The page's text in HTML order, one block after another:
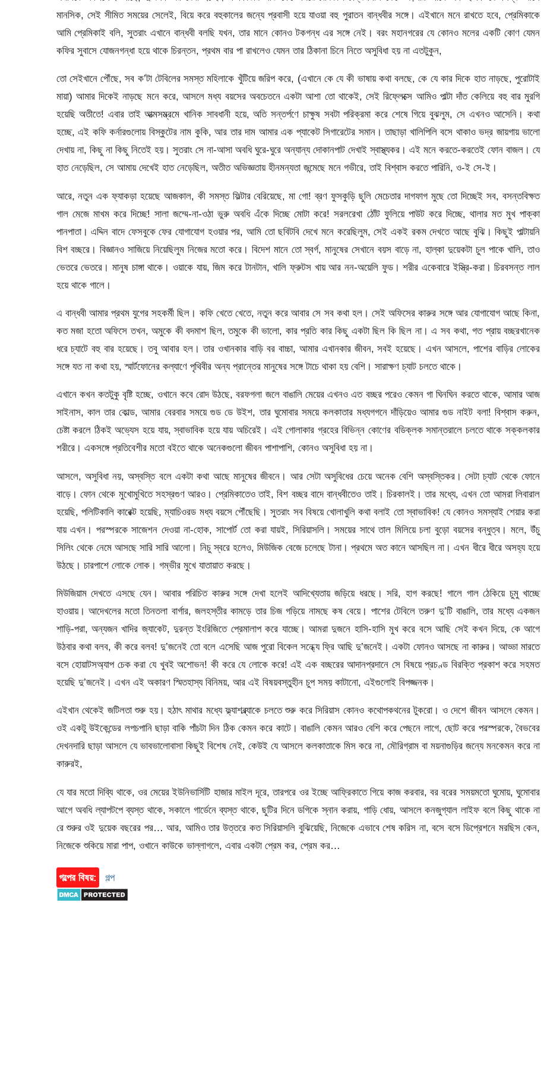
মানসিক, সেই সীমিত সময়ের সেলেই, বিয়ে করে বহুকালের জন্যে প্রবাসী হয়ে যাওয়া বহু পুরাতন বান্ধবীর সঙ্গে। এইখানে মনে রাখতে হবে, প্রেমিকাকে
আমি প্রেমিকাই বলি, সুতরাং এখানে বান্ধবী বলছি যখন, তার মানে কোনও টকগন্ধ এর সঙ্গে নেই। বরং মহানগরের যে কোনও মলের একটি কোণ যেমন
কফির সুবাসে যোজনগন্ধা হয়ে থাকে চিরন্তন, প্রথম বার পা রাখলেও যেমন তার ঠিকানা চিনে নিতে অসুবিধা হয় না এতটুকুন,
তো সেইখানে পৌঁছে, সব ক’টা টেবিলের সমস্ত মহিলাকে খুঁটিয়ে জরিপ করে, (এখানে কে যে কী ভাষায় কথা বলছে, কে যে কার দিকে হাত নাড়ছে, পুরোটাই
মায়া) আমার দিকেই নাড়ছে মনে করে, আসলে মধ্য বয়সের অবচেতনে একটা আশা তো থাকেই, সেই রিফ্লেক্সে আমিও পাল্টা দাঁত কেলিয়ে বহু বার মুরগি
হয়েছি অতীতে! এবার তাই আত্মসম্ভ্রমে খানিক সাবধানী হয়ে, অতি সন্তর্পণে চাক্ষুষ সবটা পরিক্রমা করে শেষে গিয়ে বুঝলুম, সে এখনও আসেনি। কথা
হচ্ছে, এই কফি কর্নারগুলোয় বিস্কুটের নাম কুকি, আর তার দাম আমার এক প্যাকেট সিগারেটের সমান। তাছাড়া খালিপিলি বসে থাকাও ভদ্র জায়গায় ভালো
দেখায় না, কিছু না কিছু নিতেই হয়। সুতরাং সে না-আসা অবধি ঘুরে-ঘুরে অন্যান্য দোকানপাট দেখাই স্বাস্থ্যকর। এই মনে করতে-করতেই ফোন বাজল। যে
হাত নেড়েছিল, সে আমায় দেখেই হাত নেড়েছিল, অতীত অভিজ্ঞতায় হীনমন্যতা জন্মেছে মনে গভীরে, তাই বিশ্বাস করতে পারিনি, ও-ই সে-ই।
আরে, নতুন এক ফ্যাকড়া হয়েছে আজকাল, কী সমস্ত ফিল্টার বেরিয়েছে, মা গো! ব্রণ ফুসকুড়ি ছুলি মেচেতার দাগফাগ মুছে তো দিচ্ছেই সব, বসন্তবিক্ষত
গাল মেজে মাখম করে দিচ্ছে! সালা জম্মে-না-ওঠা ভুরু অবধি এঁকে দিচ্ছে মোটা করে! সরলরেখা ঠোঁট ফুলিয়ে পাউট করে দিচ্ছে, থালার মত মুখ পাক্কা
পানপাতা। এদ্দিন বাদে ফেসবুকে ফের যোগাযোগ হওয়ার পর, আমি তো ছবিটবি দেখে মনে করেছিলুম, সেই একই রকম দেখতে আছে বুঝি। কিছুই পাল্টায়নি
বিশ বচ্ছরে। বিজ্ঞানও সাজিয়ে নিয়েছিলুম নিজের মতো করে। বিদেশ মানে তো স্বর্গ, মানুষের সেখানে বয়স বাড়ে না, হাল্কা দুয়েকটা চুল পাকে খালি, তাও
ভেতরে ভেতরে। মানুষ চাঙ্গা থাকে। ওয়াকে যায়, জিম করে টানটান, খালি ফ্রুটস খায় আর নন-অয়েলি ফুড। শরীর একেবারে ইস্ত্রি-করা। চিরবসন্ত লাল
হয়ে থাকে গালে।
এ বান্ধবী আমার প্রথম যুগের সহকর্মী ছিল। কফি খেতে খেতে, নতুন করে আবার সে সব কথা হল। সেই অফিসের কারুর সঙ্গে আর যোগাযোগ আছে কিনা,
কত মজা হতো অফিসে তখন, অমুকে কী বদমাশ ছিল, তমুকে কী ভালো, কার প্রতি কার কিছু একটা ছিল কি ছিল না। এ সব কথা, গত প্রায় বচ্ছরখানেক
ধরে চ্যাটে বহু বার হয়েছে। তবু আবার হল। তার ওখানকার বাড়ি বর বাচ্চা, আমার এখানকার জীবন, সবই হয়েছে। এখন আসলে, পাশের বাড়ির লোকের
সঙ্গে যত না কথা হয়, স্মার্টফোনের কল্যাণে পৃথিবীর অন্য প্রান্তের মানুষের সঙ্গে টাচে থাকা হয় বেশি। সারাক্ষণ চ্যাট চলতে থাকে।
এখানে কখন কতটুকু বৃষ্টি হচ্ছে, ওখানে কবে রোদ উঠছে, বরফগলা জলে বাঙালি মেয়ের এখনও এত বচ্ছর পরেও কেমন গা ঘিনঘিন করতে থাকে, আমার আজ
সাইনাস, কাল তার কোল্ড, আমার বেরবার সময়ে গুড ডে উইশ, তার ঘুমোবার সময়ে কলকাতার মধ্যগগনে দাঁড়িয়েও আমার গুড নাইট বলা! বিশ্বাস করুন,
চেষ্টা করলে ঠিকই অভ্যেস হয়ে যায়, স্বাভাবিক হয়ে যায় অচিরেই। এই গোলাকার গ্রহের বিভিন্ন কোণের বডিক্লক সমান্তরালে চলতে থাকে সক্কলকার
শরীরে। একসঙ্গে প্রতিবেশীর মতো বইতে থাকে অনেকগুলো জীবন পাশাপাশি, কোনও অসুবিধা হয় না।
আসলে, অসুবিধা নয়, অস্বস্তি বলে একটা কথা আছে মানুষের জীবনে। আর সেটা অসুবিধের চেয়ে অনেক বেশি অস্বস্তিকর। সেটা চ্যাট থেকে ফোনে
বাড়ে। ফোন থেকে মুখোমুখিতে সহস্রগুণ আরও। প্রেমিকাতেও তাই, বিশ বচ্ছর বাদে বান্ধবীতেও তাই। চিরকালই। তার মধ্যে, এখন তো আমরা লিবারাল
হয়েছি, পলিটিকালি কারেক্ট হয়েছি, ম্যাচিওরড মধ্য বয়সে পৌঁছেছি। সুতরাং সব বিষয়ে খোলাখুলি কথা বলাই তো স্বাভাবিক! যে কোনও সমস্যাই শেয়ার করা
যায় এখন। পরস্পরকে সাজেশন দেওয়া না-হোক, সাপোর্ট তো করা যায়ই, সিরিয়াসলি। সময়ের সাথে তাল মিলিয়ে চলা বুড়ো বয়সের বন্ধুত্ব। মলে, উঁচু
সিলিং থেকে নেমে আসছে সারি সারি আলো। নিচু স্বরে হলেও, মিউজিক বেজে চলেছে টানা। প্রথমে অত কানে আসছিল না। এখন ধীরে ধীরে অসহ্য হয়ে
উঠছে। চারপাশে লোকে লোক। গম্ভীর মুখে যাতায়াত করছে।
মিউজিয়াম দেখতে এসছে যেন। আবার পরিচিত কারুর সঙ্গে দেখা হলেই আদিখ্যেতায় জড়িয়ে ধরছে। সরি, হাগ করছে! গালে গাল ঠেকিয়ে চুমু খাচ্ছে
হাওয়ায়। আদেখলের মতো তিনতলা বার্গার, জলহস্তীর কামড়ে তার চিজ গড়িয়ে নামছে কষ বেয়ে। পাশের টেবিলে তরুণ দু’টি বাঙালি, তার মধ্যে একজন
শাড়ি-পরা, অন্যজন খাদির জ্যাকেট, দুরন্ত ইংরিজিতে প্রেমালাপ করে যাচ্ছে। আমরা দুজনে হাসি-হাসি মুখ করে বসে আছি সেই কখন দিয়ে, কে আগে
উঠবার কথা বলব, কী করে বলব! দু’জনেই তো বলে এসেছি আজ পুরো বিকেল সন্ধ্যে ফ্রি আছি দু’জনেই। একটা ফোনও আসছে না কারুর। আড্ডা মারতে
বসে হোয়াটসঅ্যাপ চেক করা যে খুবই অশোভন! কী করে যে লোকে করে! এই এক বচ্ছরের আদানপ্রদানে সে বিষয়ে প্রচণ্ড বিরক্তি প্রকাশ করে সহমত
হয়েছি দু’জনেই। এখন এই অকারণ স্মিতহাস্য বিনিময়, আর এই বিষয়বস্তুহীন চুপ সময় কাটানো, এইগুলোই বিপজ্জনক।
এইখান থেকেই জটিলতা শুরু হয়। হঠাৎ মাথার মধ্যে ফ্ল্যাশব্ল্যাকে চলতে শুরু করে সিরিয়াস কোনও কথোপকথনের টুকরো। ও দেশে জীবন আসলে কেমন।
ওই একটু উইকেন্ডের লপচপানি ছাড়া বাকি পাঁচটা দিন ঠিক কেমন করে কাটে। বাঙালি কেমন আরও বেশি করে পেছনে লাগে, ছোট করে পরস্পরকে, বৈভবের
দেখনদারি ছাড়া আসলে যে ভাবভালোবাসা কিছুই বিশেষ নেই, কেউই যে আসলে কলকাতাকে মিস করে না, মৌরিগ্রাম বা ময়নাগুড়ির জন্যে মনকেমন করে না
কারুরই,
যে যার মতো দিব্যি থাকে, ওর মেয়ের ইউনিভার্সিটি হাজার মাইল দূরে, তারপরে ওর ইচ্ছে আফ্রিকাতে গিয়ে কাজ করবার, বর বরের সময়মতো ঘুমোয়, ঘুমোবার
আগে অবধি ল্যাপটপে ব্যস্ত থাকে, সকালে গার্ডেনে ব্যস্ত থাকে, ছুটির দিনে ডগিকে স্নান করায়, গাড়ি ধোয়, আসলে কনজুগ্যাল লাইফ বলে কিছু থাকে না
রে শুরুর ওই দুয়েক বছরের পর… আর, আমিও তার উত্তরে কত সিরিয়াসলি বুঝিয়েছি, নিজেকে এভাবে শেষ করিস না, বসে বসে ডিপ্রেশনে মরছিস কেন,
নিজেকে শুকিয়ে মারা পাপ, ওখানে কাউকে ভাল্লাগলে, এবার একটা প্রেম কর, প্রেম কর…
গল্পের বিষয়: গল্প